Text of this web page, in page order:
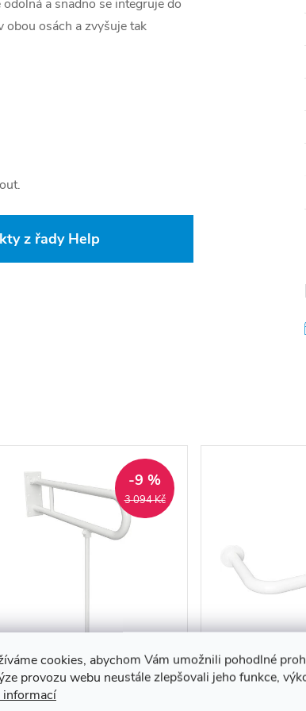
cookies, abychom Vám umožnili pohodlné
provozu webu neustále zlepšovali jeho funkce,
informací
a snadno se integruje do
osách a zvyšuje tak
z řady Help
3 094 Kč
-9 %
Madlo, 813 mm, ve
U, sklopné, s opěrnou
bez krytky, bílá -
790 Kč
HELP:
nárazu